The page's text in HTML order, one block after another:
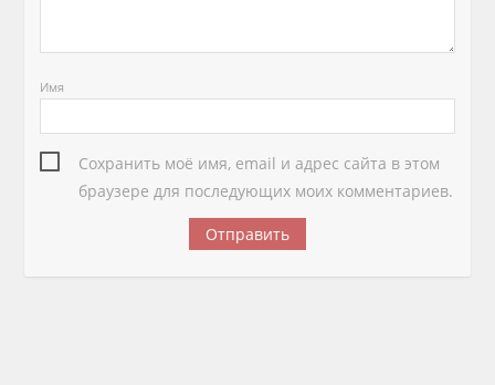
Имя
Сохранить моё имя, email и адрес сайта в этом
браузере для последующих моих комментариев.